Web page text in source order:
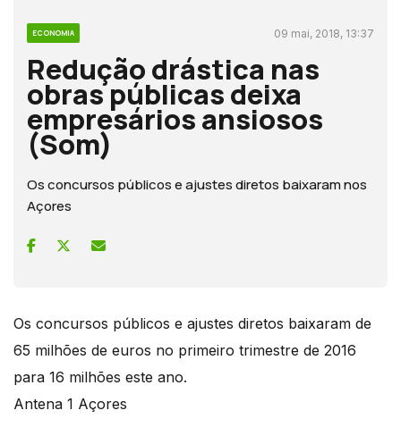
ECONOMIA 09 mai, 2018, 13:37
Redução drástica nas
obras públicas deixa
empresários ansiosos
(Som)
Os concursos públicos e ajustes diretos baixaram nos
Açores
Os concursos públicos e ajustes diretos baixaram de
65 milhões de euros no primeiro trimestre de 2016
para 16 milhões este ano.
Antena 1 Açores